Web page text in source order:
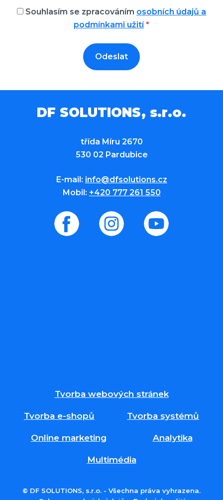
Souhlasím se zpracováním osobních údajů a
podmínkami užití *
Odeslat
DF SOLUTIONS, s.r.o.
třída Míru 2670
530 02 Pardubice
E-mail: info@dfsolutions.cz
Mobil: +420 777 261 550
Tvorba webových stránek
Tvorba e-shopů Tvorba systémů
Online marketing Analytika
Multimédia
© DF SOLUTIONS, s.r.o. - Všechna práva vyhrazena.